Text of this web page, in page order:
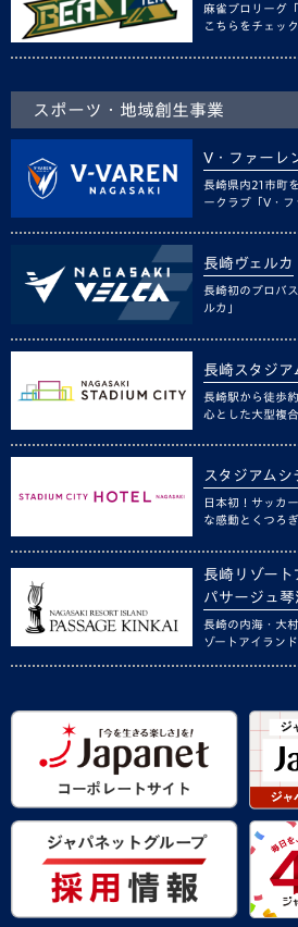
麻雀プロリーグ
こちらをチェック
スポーツ・地域創生事業
V・ファーレ
長崎県内21市町
ークラブ「V・フ
長崎ヴェルカ
長崎初のプロバ
ルカ」
長崎スタジア
長崎駅から徒歩
心とした大型複
スタジアム
日本初！サッカ
な感動とくつろぎ
長崎リゾート
パサージュ琴
長崎の内海・大
ゾートアイランド